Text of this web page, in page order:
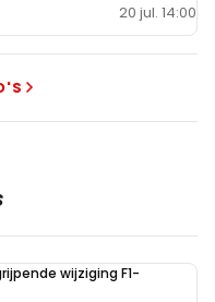
20 jul. 14:00
wijziging F1-